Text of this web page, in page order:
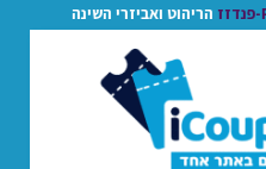
הריהוט ואביזרי השינה